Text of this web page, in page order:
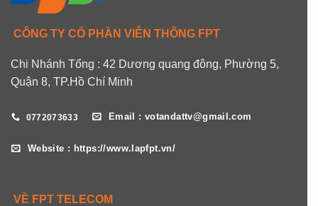
CÔNG TY CỔ PHẦN VIỄN THÔNG FPT
Chi Nhánh Tổng : 42 Dương quang đông, Phường 5,
Quận 8, TP.Hồ Chí Minh
0772073633 Email : votandattv@gmail.com
Website : https://www.lapfpt.vn/
VỀ FPT TELECOM